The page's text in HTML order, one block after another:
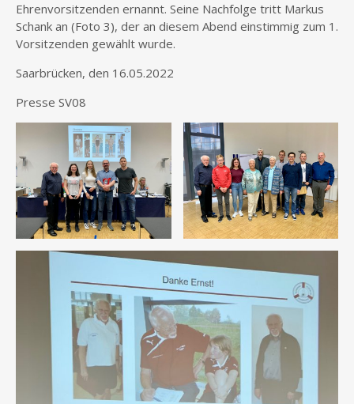
Ehrenvorsitzenden ernannt. Seine Nachfolge tritt Markus
Schank an (Foto 3), der an diesem Abend einstimmig zum 1.
Vorsitzenden gewählt wurde.
Saarbrücken, den 16.05.2022
Presse SV08